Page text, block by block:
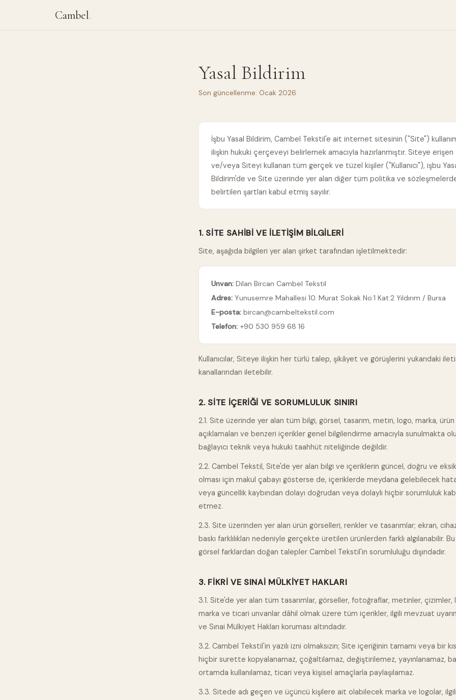
Cambel.
Yasal Bildirim
Son güncellenme: Ocak 2026
İşbu Yasal Bildirim, Cambel Tekstil'e ait internet sitesinin ("Site")
ilişkin hukuki çerçeveyi belirlemek amacıyla hazırlanmıştır. Siteye erişen
ve/veya Siteyi kullanan tüm gerçek ve tüzel kişiler ("Kullanıcı"), işbu
Bildirim'de ve Site üzerinde yer alan diğer tüm politika ve
belirtilen şartları kabul etmiş sayılır.
1. SITE SAHIBI VE İLETIŞIM BILGILERI
Site, aşağıda bilgileri yer alan şirket tarafından işletilmektedir:
Unvan:Dilan Bircan Cambel Tekstil
Adres:Yunusemre Mahallesi 10. Murat Sokak No:1 Kat:2 Yıldırım / Bursa
E-posta:bircan@cambeltekstil.com
Telefon:+90 530 959 68 16
Kullanıcılar, Siteye ilişkin her türlü talep, şikâyet ve görüşlerini yukarıdaki
kanallarından iletebilir.
2. SITE İÇERIĞI VE SORUMLULUK SINIRI
2.1. Site üzerinde yer alan tüm bilgi, görsel, tasarım, metin, logo, marka, ürün
açıklamaları ve benzeri içerikler genel bilgilendirme amacıyla sunulmakta
bağlayıcı teknik veya hukuki taahhüt niteliğinde değildir.
2.2. Cambel Tekstil, Site'de yer alan bilgi ve içeriklerin güncel, doğru ve
olması için makul çabayı gösterse de, içeriklerde meydana gelebilecek
veya güncellik kaybından dolayı doğrudan veya dolaylı hiçbir sorumluluk
etmez.
2.3. Site üzerinden yer alan ürün görselleri, renkler ve tasarımlar; ekran,
baskı farklılıkları nedeniyle gerçekte üretilen ürünlerden farklı algılanabilir.
görsel farklardan doğan talepler Cambel Tekstil'in sorumluluğu dışındadır.
3. FIKRI VE SINAI MÜLKIYET HAKLARI
3.1. Site'de yer alan tüm tasarımlar, görseller, fotoğraflar, metinler, çizimler,
marka ve ticari unvanlar dâhil olmak üzere tüm içerikler, ilgili mevzuat
ve Sınai Mülkiyet Hakları koruması altındadır.
3.2. Cambel Tekstil'in yazılı izni olmaksızın; Site içeriğinin tamamı veya bir
hiçbir surette kopyalanamaz, çoğaltılamaz, değiştirilemez, yayınlanamaz,
ortamda kullanılamaz, ticari veya kişisel amaçlarla paylaşılamaz.
3.3. Sitede adı geçen ve üçüncü kişilere ait olabilecek marka ve logolar,